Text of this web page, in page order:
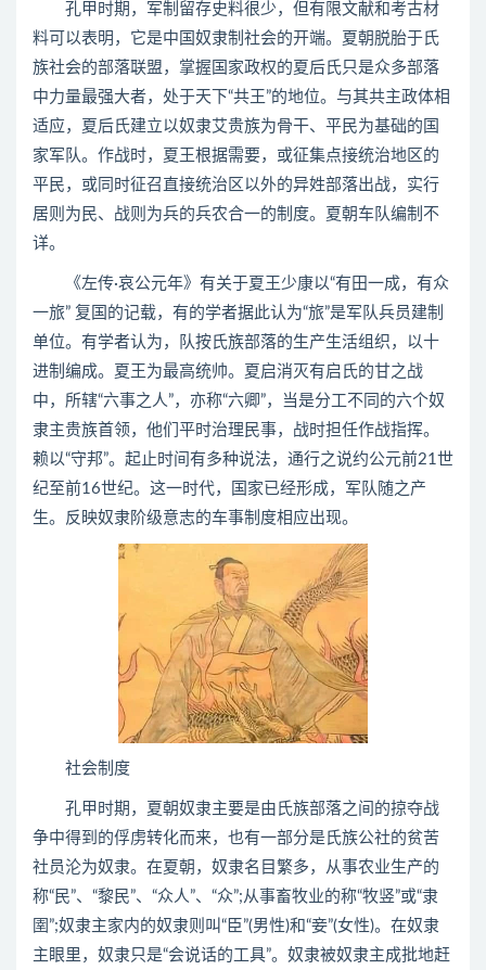
孔甲时期，军制留存史料很少，但有限文献和考古材
料可以表明，它是中国奴隶制社会的开端。夏朝脱胎于氏
族社会的部落联盟，掌握国家政权的夏后氏只是众多部落
中力量最强大者，处于天下“共王”的地位。与其共主政体相
适应，夏后氏建立以奴隶艾贵族为骨干、平民为基础的国
家军队。作战时，夏王根据需要，或征集点接统治地区的
平民，或同时征召直接统治区以外的异姓部落出战，实行
居则为民、战则为兵的兵农合一的制度。夏朝车队编制不
详。
《左传·哀公元年》有关于夏王少康以“有田一成，有众
一旅” 复国的记载，有的学者据此认为“旅”是军队兵员建制
单位。有学者认为，队按氏族部落的生产生活组织，以十
进制编成。夏王为最高统帅。夏启消灭有启氏的甘之战
中，所辖“六事之人”，亦称“六卿”，当是分工不同的六个奴
隶主贵族首领，他们平时治理民事，战时担任作战指挥。
赖以“守邦”。起止时间有多种说法，通行之说约公元前21世
纪至前16世纪。这一时代，国家已经形成，军队随之产
生。反映奴隶阶级意志的车事制度相应出现。
社会制度
孔甲时期，夏朝奴隶主要是由氏族部落之间的掠夺战
争中得到的俘虏转化而来，也有一部分是氏族公社的贫苦
社员沦为奴隶。在夏朝，奴隶名目繁多，从事农业生产的
称“民”、“黎民”、“众人”、“众”;从事畜牧业的称“牧竖”或“隶
圉”;奴隶主家内的奴隶则叫“臣”(男性)和“妾”(女性)。在奴隶
主眼里，奴隶只是“会说话的工具”。奴隶被奴隶主成批地赶